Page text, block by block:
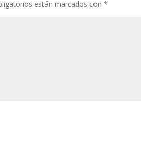
están marcados con*